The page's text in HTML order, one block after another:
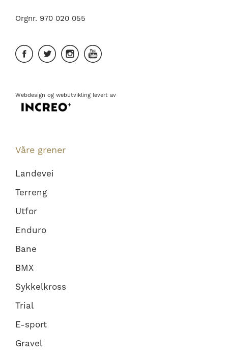
Orgnr. 970 020 055
Webdesign og webutvikling levert av
Våre grener
Landevei
Terreng
Utfor
Enduro
Bane
BMX
Sykkelkross
Trial
E-sport
Gravel